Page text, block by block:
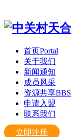
首页Portal
关于我们
新闻通知
成员风采
资源共享BBS
申请入盟
联系我们
立即注册